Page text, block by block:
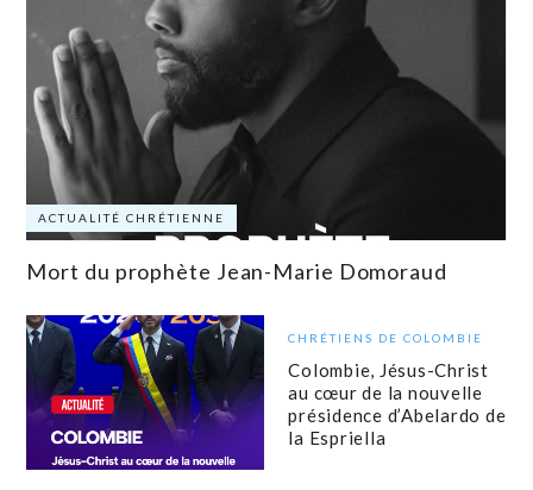
ACTUALITÉ CHRÉTIENNE
Mort du prophète Jean-Marie Domoraud
CHRÉTIENS DE COLOMBIE
Colombie, Jésus-Christ
au cœur de la nouvelle
présidence d’Abelardo de
la Espriella